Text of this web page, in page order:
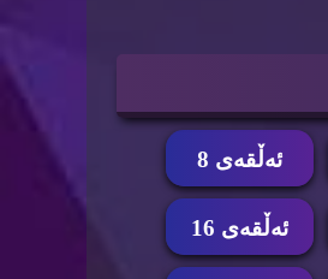
ئه‌ڵقه‌ی 8
ئه‌ڵقه‌ی 16